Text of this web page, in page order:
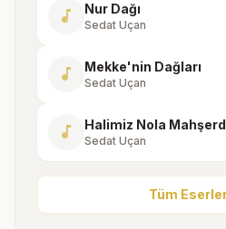
music_note Nur Dağı
Sedat Uçan
music_note Mekke'nin Dağları
Sedat Uçan
music_note Halimiz Nola
Sedat Uçan
Tüm